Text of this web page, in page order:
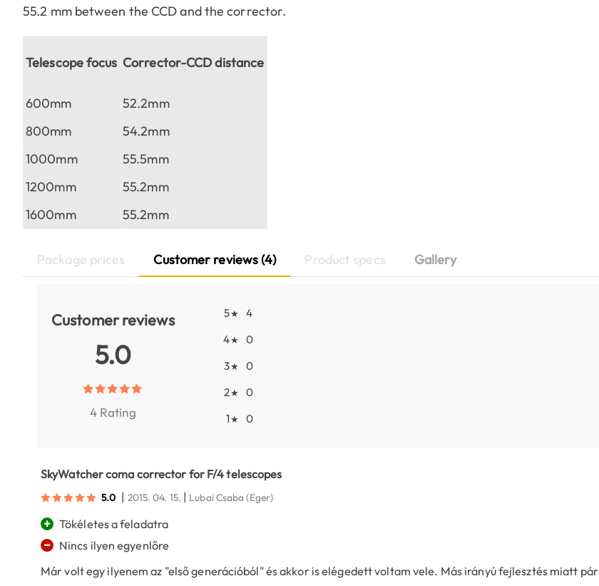
55.2 mm between the CCD and the corrector.
Telescope focus Corrector-CCD distance
600mm
52.2mm
800mm
54.2mm
1000mm
55.5mm
1200mm
55.2mm
1600mm
55.2mm
Package prices Customer reviews (4) Product specs Gallery
Customer reviews
5.0
4 Rating
5★
4
4★
0
3★
0
2★
0
1★ 0
SkyWatcher coma corrector for F/4 telescopes
5.0 | 2015. 04. 15. | Lubai Csaba (Eger)
+ Tökéletes a feladatra
−
Nincs ilyen egyenlőre
Már volt egy ilyenem az "első generációból" és akkor is elégedett voltam vele. Más irányú fejlesztés miatt pár